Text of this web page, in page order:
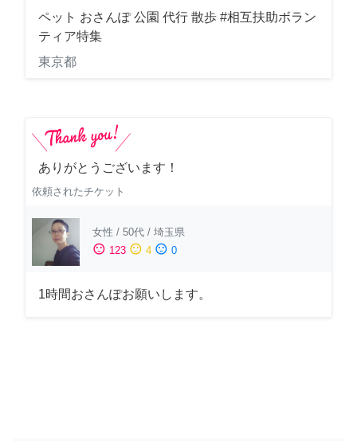
ペット おさんぽ 公園 代行 散歩 #相互扶助ボラン
ティア特集
東京都
ありがとうございます！
依頼されたチケット
女性 / 50代 / 埼玉県
sentiment_satisfied 123 sentiment_neutral 4 sentiment_dissatisfied 0
1時間おさんぽお願いします。